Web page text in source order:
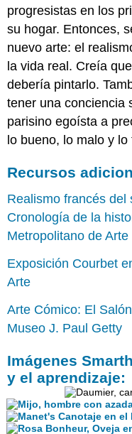
Recursos
adicionales:
Rosa
Bonheur
Rosa
Bonheur,
en
los
(o
primer
aderezo)
Imágenes
para
el
aprendizaje:
Bonheur,
Oveja
las
Tierras
progresistas en los
su hogar. Entonces,
nuevo arte: el
la vida real. Creía
debería pintarlo.
tener una conciencia
parisino egoísta a
lo bueno, lo malo y lo
Recursos
Realismo francés del
Cronología de la
Metropolitano de Arte
Exposición Courbet
Arte
Arte Cómico: El
Museo J. Paul Getty
Imágenes
y el aprendizaje: